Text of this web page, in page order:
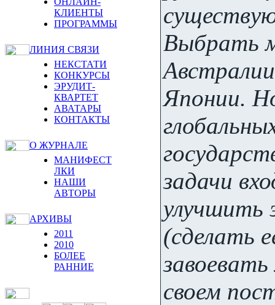
КЛИЕНТЫ
ПРОГРАММЫ
ЛИНИЯ СВЯЗИ
НЕКСТАТИ
КОНКУРСЫ
ЭРУДИТ-
КВАРТЕТ
АВАТАРЫ
КОНТАКТЫ
О ЖУРНАЛЕ
МАНИФЕСТ
ЛКИ
НАШИ
АВТОРЫ
АРХИВЫ
2011
2010
БОЛЕЕ
РАННИЕ
Выбрать
Японии.
задачи
улучшить
(сделать
своем